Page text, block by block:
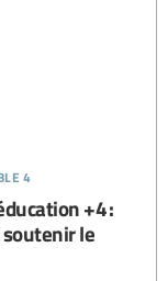
4
+4 :
soutenir le